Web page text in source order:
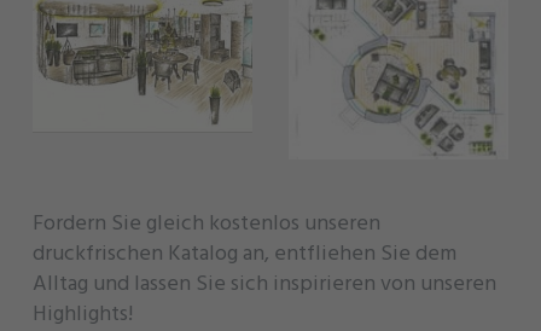
Fordern Sie gleich kostenlos unseren
druckfrischen Katalog an, entfliehen Sie dem
Alltag und lassen Sie sich inspirieren von unseren
Highlights!